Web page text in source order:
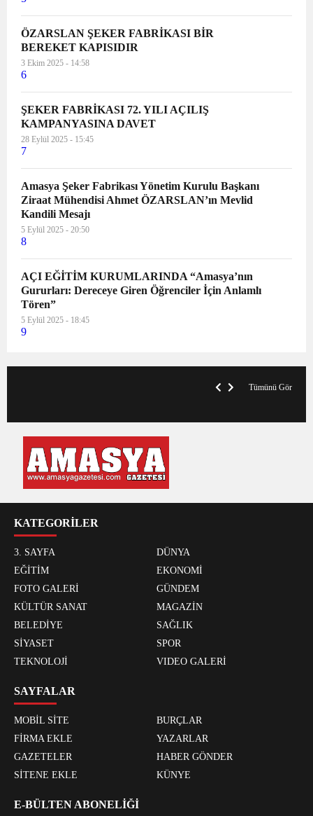
ÖZARSLAN ŞEKER FABRİKASI BİR
BEREKET KAPISIDIR
3 Ekim 2025 - 14:58
6
ŞEKER FABRİKASI 72. YILI AÇILIŞ
KAMPANYASINA DAVET
28 Eylül 2025 - 15:45
7
Amasya Şeker Fabrikası Yönetim Kurulu Başkanı
Ziraat Mühendisi Ahmet ÖZARSLAN’ın Mevlid
Kandili Mesajı
5 Eylül 2025 - 20:50
8
AÇI EĞİTİM KURUMLARINDA “Amasya’nın
Gururları: Dereceye Giren Öğrenciler İçin Anlamlı
Tören”
5 Eylül 2025 - 18:45
9
Tümünü Gör
KATEGORİLER
3. SAYFA
DÜNYA
EĞİTİM
EKONOMİ
FOTO GALERİ
GÜNDEM
KÜLTÜR SANAT
MAGAZİN
BELEDİYE
SAĞLIK
SİYASET
SPOR
TEKNOLOJİ
VIDEO GALERİ
SAYFALAR
MOBİL SİTE
BURÇLAR
FİRMA EKLE
YAZARLAR
GAZETELER
HABER GÖNDER
SİTENE EKLE
KÜNYE
E-BÜLTEN ABONELİĞİ